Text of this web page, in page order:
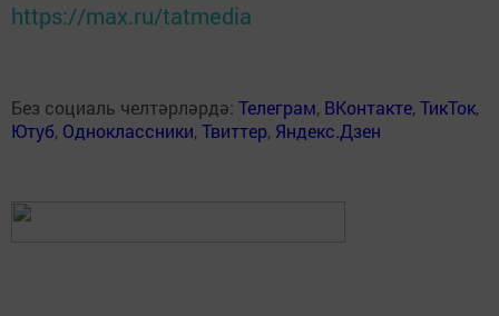
https://max.ru/tatmedia
Без социаль челтәрләрдә: Телеграм, ВКонтакте,ТикТок,
Ютуб, Одноклассники,Твиттер, Яндекс.Дзен